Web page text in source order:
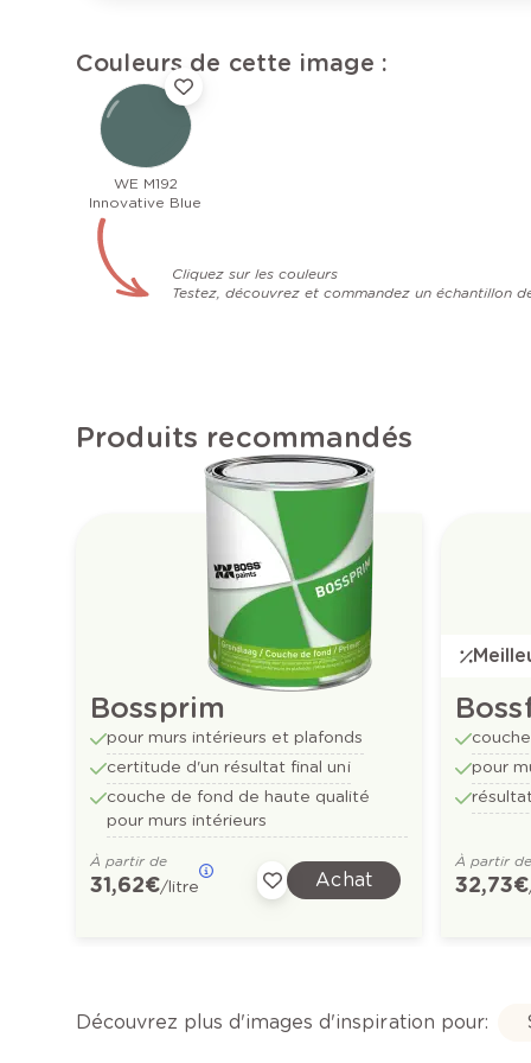
Couleurs de cette image :
WE M192
Innovative Blue
Cliquez sur les couleurs
Testez, découvrez et commandez un échantillon
Produits recommandés
Bossprim
pour murs intérieurs et plafonds
certitude d'un résultat final uni
couche de fond de haute qualité
pour murs intérieurs
À partir de
31,62 €/litre Achat
pour
À partir de
32,73 €
Découvrez plus d'images d'inspiration pour: